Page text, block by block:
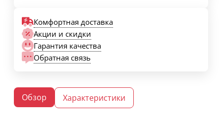
Комфортная доставка
Акции и скидки
Гарантия качества
Обратная связь
Обзор Характеристики